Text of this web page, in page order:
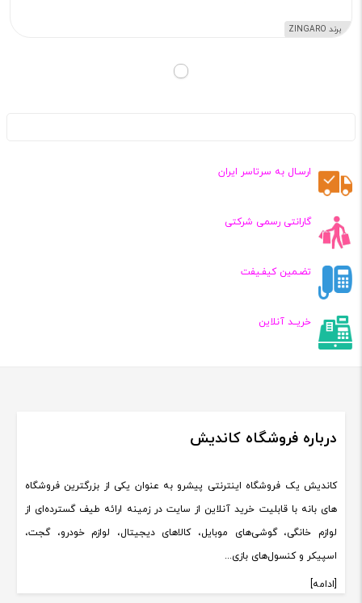
برند ZINGARO
ارسـال به سرتاسر ایران
گارانتی رسمی شرکتی
تضـمین کیفـیفت
خریــد آنلاین
درباره فروشگاه کاندیش
کاندیش یک فروشگاه اینترنتی پیشرو به عنوان یکی از بزرگترین فروشگاه
های بانه با قابلیت خرید آنلاین از سایت در زمینه ارائه طیف گسترده‌ای از
لوازم خانگی، گوشی‌های موبایل، کالاهای دیجیتال، لوازم خودرو، گجت،
اسپیکر و کنسول‌های بازی...
[ادامه]